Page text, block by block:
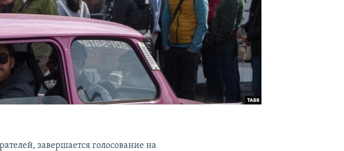
завершается голосование на